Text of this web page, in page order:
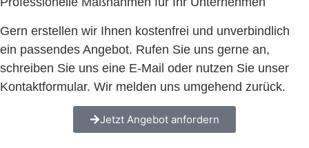
Gern erstellen wir Ihnen kostenfrei und unverbindlich
ein passendes Angebot. Rufen Sie uns gerne an,
schreiben Sie uns eine E-Mail oder nutzen Sie unser
Kontaktformular. Wir melden uns umgehend zurück.
Jetzt Angebot anfordern